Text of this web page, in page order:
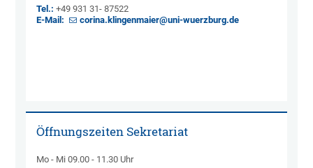
Tel.: +49 931 31- 87522
E-Mail:
corina.klingenmaier@uni-wuerzburg.de
Öffnungszeiten Sekretariat
Mo - Mi 09.00 - 11.30 Uhr